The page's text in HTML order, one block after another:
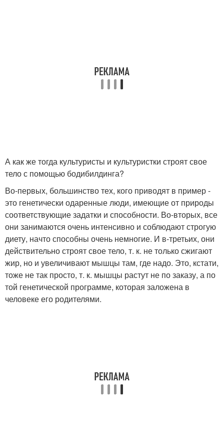
А как же тогда культуристы и культуристки строят свое
тело с помощью бодибилдинга?
Во-первых, большинство тех, кого приводят в пример -
это генетически одаренные люди, имеющие от природы
соответствующие задатки и способности. Во-вторых, все
они занимаются очень интенсивно и соблюдают строгую
диету, начто способны очень немногие. И в-третьих, они
действительно строят свое тело, т. к. не только сжигают
жир, но и увеличивают мышцы там, где надо. Это, кстати,
тоже не так просто, т. к. мышцы растут не по заказу, а по
той генетической программе, которая заложена в
человеке его родителями.